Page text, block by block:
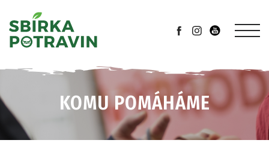
KOMU POMÁHÁME